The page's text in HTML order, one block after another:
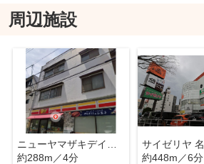
周辺施設
約288m／4分
約448m／6分